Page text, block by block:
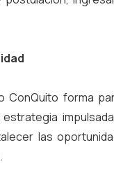
ConQuito forma
estrategia
las